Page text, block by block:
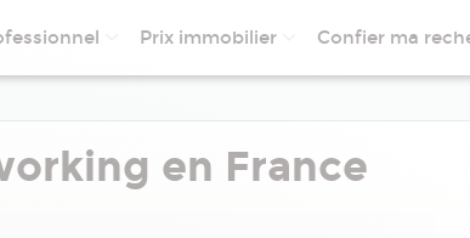
Prix immobilier Confier ma
en France